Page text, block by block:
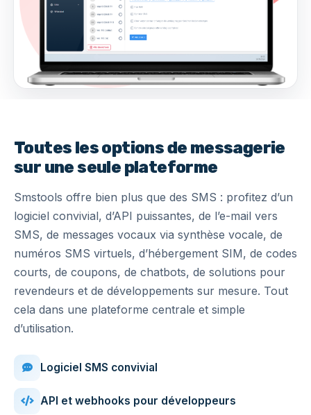
Toutes les options de messagerie
sur une seule plateforme
Smstools offre bien plus que des SMS : profitez d’un
logiciel convivial, d’API puissantes, de l’e-mail vers
SMS, de messages vocaux via synthèse vocale, de
numéros SMS virtuels, d’hébergement SIM, de codes
courts, de coupons, de chatbots, de solutions pour
revendeurs et de développements sur mesure. Tout
cela dans une plateforme centrale et simple
d’utilisation.
Logiciel SMS convivial
API et webhooks pour développeurs